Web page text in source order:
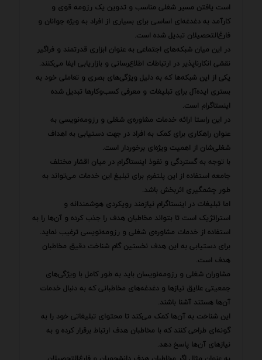
است یافتن مسیر شغلی مناسب و تدوین یک رزومه قوی و
کارآمد به دغدغه‌ای اساسی برای بسیاری از افراد به ویژه جوانان و
فارغ‌التحصیلان تبدیل شده است.
در این میان شبکه‌های اجتماعی به عنوان ابزاری قدرتمند و فراگیر
نقشی انکارناپذیر در ارتباطات اطلاع‌رسانی و بازاریابی ایفا می‌کنند.
یکی از این شبکه‌ها که به دلیل ویژگی‌های بصری و تعاملی خود به
بستری ایده‌آل برای تبلیغات و معرفی کسب‌وکارها تبدیل شده
اینستاگرام است.
در این راستا ارائه خدمات مشاوره‌ی شغلی و رزومه‌نویسی به
عنوان راهکاری برای کمک به افراد در جهت دستیابی به اهداف
شغلی‌شان از اهمیت ویژه‌ای برخوردار است.
با توجه به گستردگی و نفوذ اینستاگرام در میان اقشار مختلف
جامعه استفاده از این پلتفرم برای تبلیغ این خدمات می‌تواند به
طور چشمگیری اثربخش باشد.
اما تبلیغات در اینستاگرام نیازمند رویکردی هوشمندانه و
استراتژیک است تا بتواند مخاطبان هدف را جذب کرده و آن‌ها را به
استفاده از خدمات مشاوره‌ی شغلی و رزومه‌نویسی ترغیب نماید.
برای دستیابی به این هدف نخستین گام شناخت دقیق مخاطبان
هدف است.
مشاوران شغلی و رزومه‌نویسان باید به طور کامل با ویژگی‌های
جمعیتی علایق نیازها و دغدغه‌های مخاطبانی که به دنبال خدمات
آن‌ها هستند آشنا باشند.
این شناخت به آن‌ها کمک می‌کند تا محتوای تبلیغاتی خود را به
گونه‌ای طراحی کنند که با مخاطبان هدف ارتباط برقرار کرده و به
نیازهای آن‌ها پاسخ دهد.